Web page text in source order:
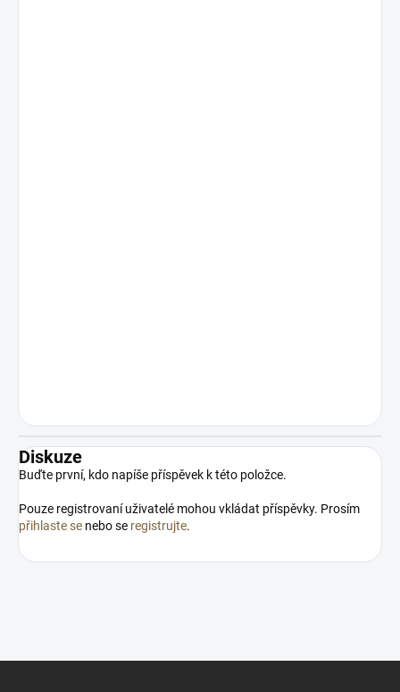
Diskuze
Buďte první, kdo napíše příspěvek k této položce.
Pouze registrovaní uživatelé mohou vkládat příspěvky. Prosím
přihlaste se nebo se registrujte.